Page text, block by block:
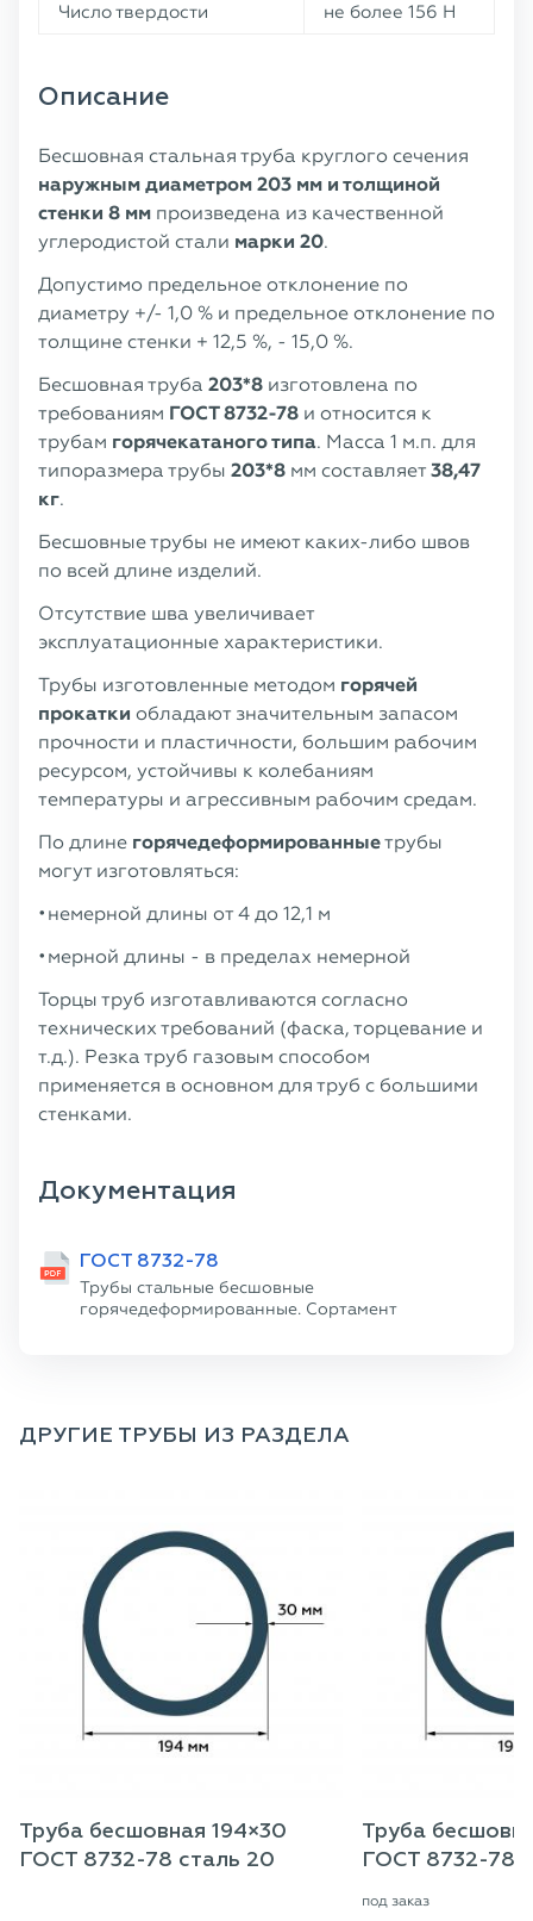
Число твердости
не более 156 Н
Описание
Бесшовная стальная труба круглого сечения
наружным диаметром 203 мм и толщиной
стенки 8 мм произведена из качественной
углеродистой стали марки 20.
Допустимо предельное отклонение по
диаметру +/- 1,0 % и предельное отклонение по
толщине стенки + 12,5 %, - 15,0 %.
Бесшовная труба 203*8 изготовлена по
требованиям ГОСТ 8732-78 и относится к
трубам горячекатаного типа. Масса 1 м.п. для
типоразмера трубы 203*8 мм составляет38,47
кг.
Бесшовные трубы не имеют каких-либо швов
по всей длине изделий.
Отсутствие шва увеличивает
эксплуатационные характеристики.
Трубы изготовленные методом горячей
прокатки обладают значительным запасом
прочности и пластичности, большим рабочим
ресурсом, устойчивы к колебаниям
температуры и агрессивным рабочим средам.
По длине горячедеформированныетрубы
могут изготовляться:
немерной длины от 4 до 12,1 м
мерной длины - в пределах немерной
Торцы труб изготавливаются согласно
технических требований (фаска, торцевание и
т.д.). Резка труб газовым способом
применяется в основном для труб с большими
стенками.
Документация
ГОСТ 8732-78
Трубы стальные бесшовные
горячедеформированные. Сортамент
ДРУГИЕ ТРУБЫ ИЗ РАЗДЕЛА
Труба бесшовная 194×30
ГОСТ 8732-78 сталь 20
Труба
ГОСТ 8732-78,
под заказ